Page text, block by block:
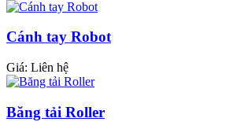
Cánh tay Robot
Giá: Liên hệ
Băng tải Roller